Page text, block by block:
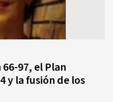
97, el Plan
y la fusión de los